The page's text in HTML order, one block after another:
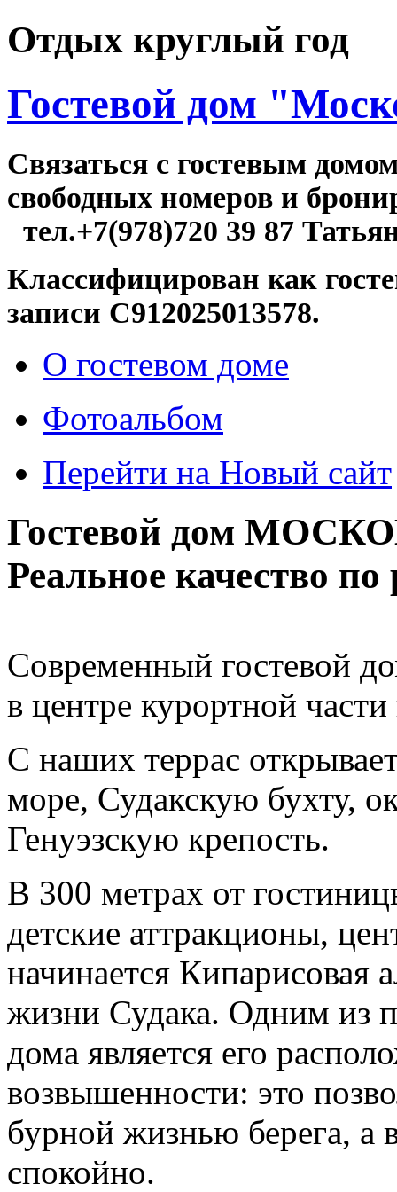
Отдых круглый год
Гостевой дом
Связаться c гостевым
свободных
тел.+7(978)720 39 87
Классифицирован как
записи С912025013578.
О гостевом доме
Фотоальбом
Перейти на Новый сайт
Гостевой дом
Реальное качество
Современный гостевой
в центре курортной части
С наших террас
море, Судакскую бухту,
Генуэзскую крепость.
В 300 метрах от
детские аттракционы,
начинается Кипарисовая
жизни Судака. Одним из
дома является его
возвышенности: это
бурной жизнью берега, а
спокойно.